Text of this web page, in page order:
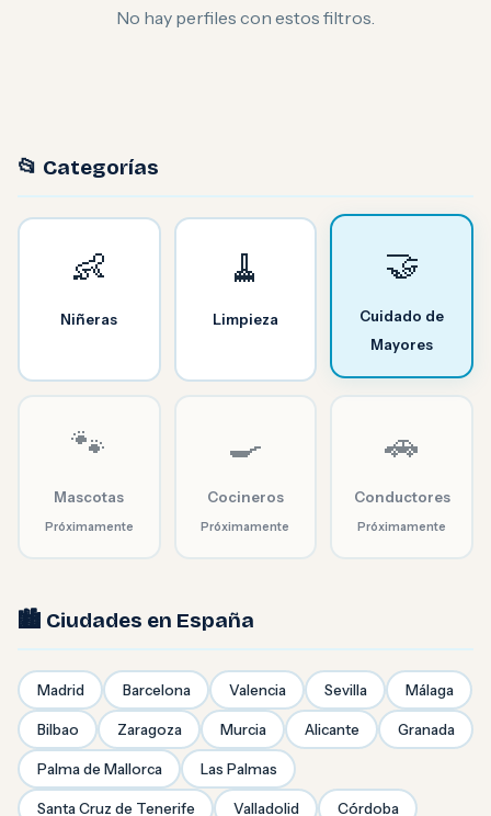
No hay perfiles con estos filtros.
📂 Categorías
👶
Niñeras
🧹
Limpieza
🤝
Cuidado de
Mayores
🐾
Mascotas
Próximamente
🍳
Cocineros
Próximamente
🚗
Conductores
Próximamente
🏙️ Ciudades en España
Madrid Barcelona Valencia Sevilla Málaga
Bilbao Zaragoza Murcia Alicante Granada
Palma de Mallorca Las Palmas
Santa Cruz de Tenerife Valladolid Córdoba